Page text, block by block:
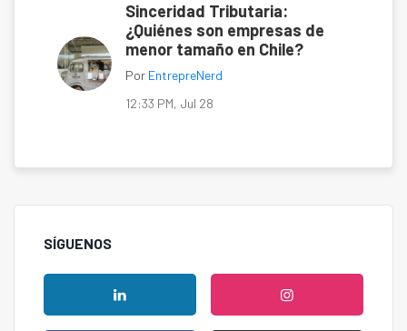
Sinceridad Tributaria:
¿Quiénes son empresas de
menor tamaño en Chile?
Por EntrepreNerd
12:33 PM, Jul 28
SÍGUENOS